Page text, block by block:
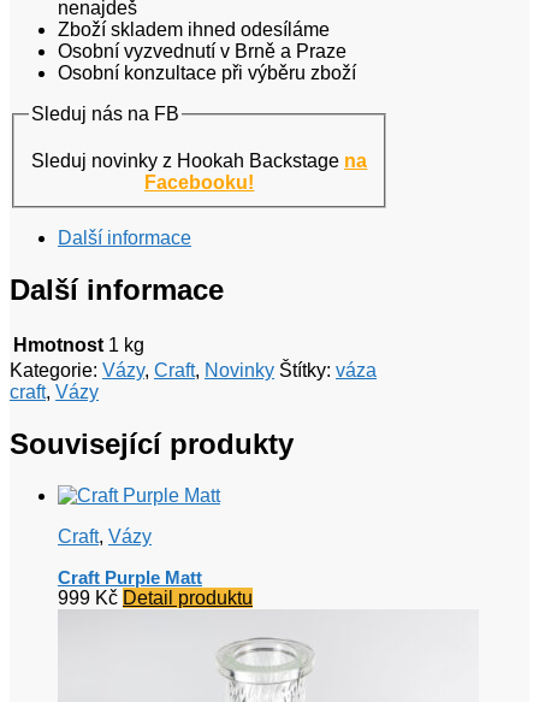
nenajdeš
Zboží skladem ihned odesíláme
Osobní vyzvednutí v Brně a Praze
Osobní konzultace při výběru zboží
Sleduj nás na FB
Sleduj novinky z Hookah Backstage na
Facebooku!
Další informace
Další informace
Hmotnost 1 kg
Kategorie: Vázy, Craft, Novinky Štítky: váza
craft, Vázy
Související produkty
Craft, Vázy
Craft Purple Matt
999 Kč Detail produktu